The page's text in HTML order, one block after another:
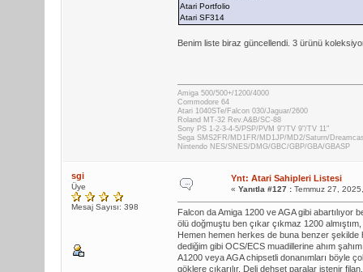
Atari Portfolio
Atari SF314
Benim liste biraz güncellendi. 3 ürünü
Amiga 500/500+/1200/4000
Commodore 64
Atari 1040STe/Falcon 030/Jaguar/2600
Roland MT-32 Rev.A&B/SC-88
Sony PS 1-2-3-4-5/PSP/PVM 9"/TV 9"/TV 11"
Sega SMS2FR/MD1FR/MD1JP/MD2/Saturn/
Nintendo NES/SNES/DMG/GBC/GBP/GBA/GBASP
sgi
Üye
Mesaj Sayısı: 398
Ynt: Atari Sahipleri Listesi
« Yanıtla #127 :Temmuz 27,
Falcon da Amiga 1200 ve AGA gibi abartılıyor
ölü doğmuştu ben çıkar çıkmaz 1200
Hemen hemen herkes de buna benzer şekilde
dediğim gibi OCS/ECS muadillerine ahım
A1200 veya AGA chipsetli donanımları böyle
göklere çıkarılır. Deli dehşet paralar istenir